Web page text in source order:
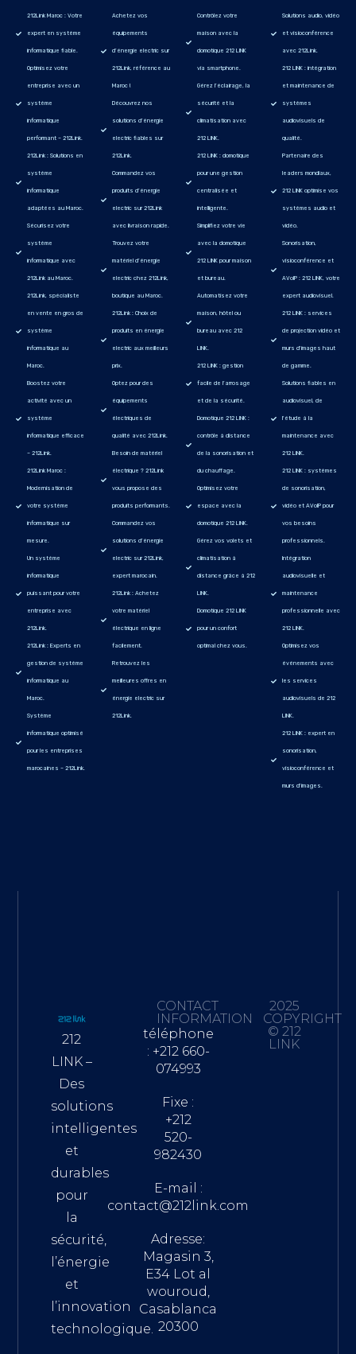
212Link Maroc : Votre
expert en système
informatique fiable.
Optimisez votre
entreprise avec un
système
informatique
performant – 212Link.
212Link : Solutions en
système
informatique
adaptées au Maroc.
Sécurisez votre
système
informatique avec
212Link au Maroc.
212Link, spécialiste
en vente en gros de
système
informatique au
Maroc.
Boostez votre
activité avec un
système
informatique efficace
– 212Link.
212Link Maroc :
Modernisation de
votre système
informatique sur
mesure.
Un système
informatique
puissant pour votre
entreprise avec
212Link.
212Link : Experts en
gestion de système
informatique au
Maroc.
Système
informatique optimisé
pour les entreprises
marocaines – 212Link.
Achetez vos
équipements
d’énergie electric sur
212Link, référence au
Maroc !
Découvrez nos
solutions d’énergie
electric fiables sur
212Link.
Commandez vos
produits d’énergie
electric sur 212Link
avec livraison rapide.
Trouvez votre
matériel d’énergie
electric chez 212Link,
boutique au Maroc.
212Link : Choix de
produits en énergie
electric aux meilleurs
prix.
Optez pour des
équipements
électriques de
qualité avec 212Link.
Besoin de matériel
électrique ? 212Link
vous propose des
produits performants.
Commandez vos
solutions d’énergie
electric sur 212Link,
expert marocain.
212Link : Achetez
votre matériel
électrique en ligne
facilement.
Retrouvez les
meilleures offres en
énergie electric sur
212Link.
Contrôlez votre
maison avec la
domotique 212 LINK
via smartphone.
Gérez l’éclairage, la
sécurité et la
climatisation avec
212 LINK.
212 LINK : domotique
pour une gestion
centralisée et
intelligente.
Simplifiez votre vie
avec la domotique
212 LINK pour maison
et bureau.
Automatisez votre
maison, hôtel ou
bureau avec 212
LINK.
212 LINK : gestion
facile de l’arrosage
et de la sécurité.
Domotique 212 LINK :
contrôle à distance
de la sonorisation et
du chauffage.
Optimisez votre
espace avec la
domotique 212 LINK.
Gérez vos volets et
climatisation à
distance grâce à 212
LINK.
Domotique 212 LINK
pour un confort
optimal chez vous.
Solutions audio, vidéo
et visioconférence
avec 212Link.
212 LINK : intégration
et maintenance de
systèmes
audiovisuels de
qualité.
Partenaire des
leaders mondiaux,
212 LINK optimise vos
systèmes audio et
vidéo.
Sonorisation,
visioconférence et
AVoIP : 212 LINK, votre
expert audiovisuel.
212 LINK : services
de projection vidéo et
murs d'images haut
de gamme.
Solutions fiables en
audiovisuel, de
l'étude à la
maintenance avec
212 LINK.
212 LINK : systèmes
de sonorisation,
vidéo et AVoIP pour
vos besoins
professionnels.
Intégration
audiovisuelle et
maintenance
professionnelle avec
212 LINK.
Optimisez vos
événements avec
les services
audiovisuels de 212
LINK.
212 LINK : expert en
sonorisation,
visioconférence et
murs d'images.
212
LINK –
Des
solutions
intelligentes
et
durables
pour
la
sécurité,
l’énergie
et
l’innovation
technologique.
CONTACT
INFORMATION
téléphone
: +212 660-
074993
Fixe :
+212
520-
982430
E-mail :
contact@212link.com
Adresse:
Magasin 3,
E34 Lot al
wouroud,
Casablanca
20300
2025
COPYRIGHT
© 212
LINK